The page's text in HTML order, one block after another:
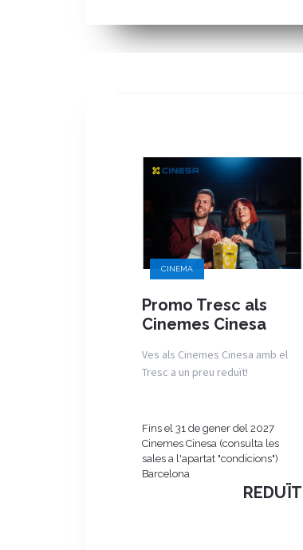
CINEMA
Promo Tresc als
Cinemes Cinesa
Ves als Cinemes Cinesa amb el
Tresc a un preu reduït!
Fins el 31 de gener del 2027
Cinemes Cinesa (consulta les
sales a l'apartat "condicions")
Barcelona
REDUÏT